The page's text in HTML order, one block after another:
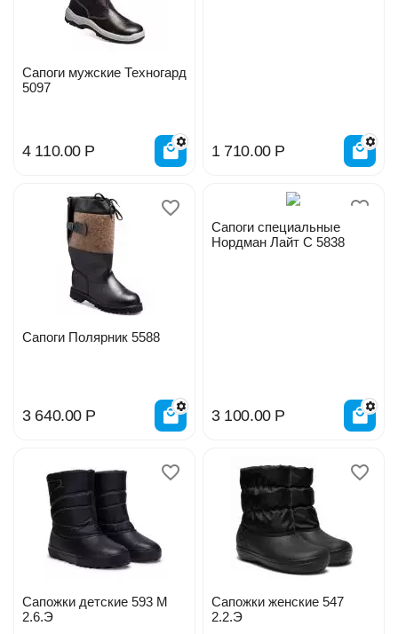
Сапоги мужские Техногард
5097
4 110.00 Р 1 710.00 Р
Сапоги Полярник 5588
3 640.00 Р
Сапоги специальные
Нордман Лайт С 5838
3 100.00 Р
Сапожки детские 593 М
2.6.Э
Сапожки женские 547
2.2.Э